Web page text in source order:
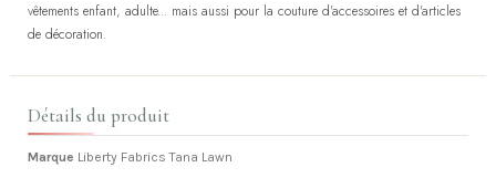
vêtements enfant, adulte... mais aussi pour la couture d'accessoires et d'articles
de décoration.
Détails du produit
Marque Liberty Fabrics Tana Lawn